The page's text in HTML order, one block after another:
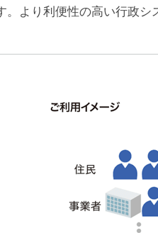
。より利便性の高い行政シ